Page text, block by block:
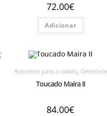
72.00€
Adicionar
Acessórios para o cabelo, Cerimónia
Toucado Maira II
84.00€